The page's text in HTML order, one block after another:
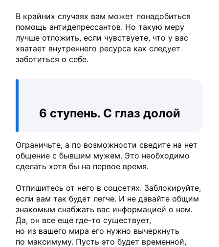
В крайних случаях вам может понадобиться
помощь антидепрессантов. Но такую меру
лучше отложить, если чувствуете, что у вас
хватает внутреннего ресурса как следует
заботиться о себе.
6 ступень. С глаз долой
Ограничьте, а по возможности сведите на нет
общение с бывшим мужем. Это необходимо
сделать хотя бы на первое время.
Отпишитесь от него в соцсетях. Заблокируйте,
если вам так будет легче. И не давайте общим
знакомым снабжать вас информацией о нем.
Да, он все еще где-то существует,
но из вашего мира его нужно вычеркнуть
по максимуму. Пусть это будет временной,